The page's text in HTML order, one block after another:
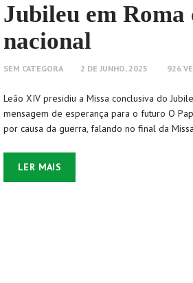
Jubileu em Roma
nacional
SEM CATEGORA 2 DE JUNHO, 2025 926
Leão XIV presidiu a Missa conclusiva do
mensagem de esperança para o futuro O
por causa da guerra, falando no final da
LER MAIS